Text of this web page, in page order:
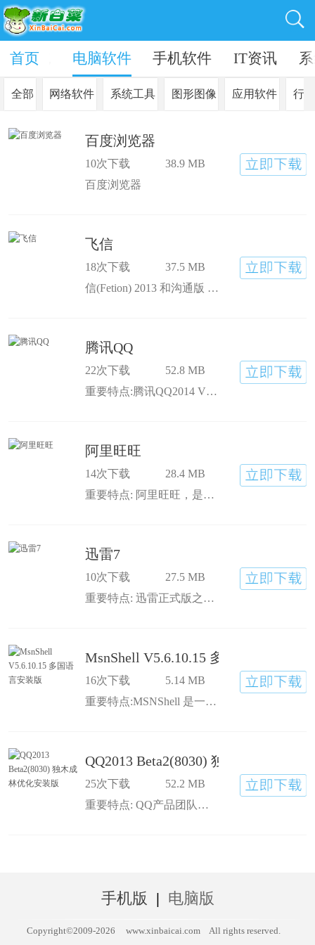
系统 电脑软件 手机软件 IT资讯
首页
全部 网络软件 系统工具 图形图像 应用软件 行
百度浏览器
10次下载
38.9 MB
百度浏览器
飞信
18次下载
37.5 MB
信(Fetion) 2013 和沟通版 V5.4.0
腾讯QQ
22次下载
52.8 MB
重要特点:腾讯QQ2014 V5.5
阿里旺旺
14次下载
28.4 MB
重要特点: 阿里旺旺，是阿里巴巴为商人度身定做的免费网上商务沟通软件。它能帮您轻松找客户，发布、管理商业信息；及时把握商机，随时洽谈做生意！
迅雷7
10次下载
27.5 MB
重要特点: 迅雷正式版之后的又一个更新版本，迅雷7.9.7.4522优先体验版继续带来大量的体验优化，其中安装速度的大幅提升是亮点之一.还实现了部分雷友们期待已久的小功能.仍在用迅雷7.2的雷友们可以考虑升级啦!
MsnShell V5.6.10.15 多国语言安装版
16次下载
5.14 MB
重要特点:MSNShell 是一个为了支持 Windows Live Messenger 的发展，提供多种扩展服务及功能的免费增强包。它能帮助您的 MSN/WLM 实现多用户登录、加密聊天、截图功能、查看最近联系人、滚动个性签名、幻灯头像等方便、实用的功能。
QQ2013 Beta2(8030) 独木成林优化安
25次下载
52.2 MB
重要特点: QQ产品团队经过数月的奋战，全新感觉的QQ2013 Beta2版本终于打造完成，QQ2013拥有全新登录界面，登录速度更快捷；安全模块的升级让你的QQ更安全，群视频秀让群聊更有氛围。本站提供qq2013最新版官方下载,腾讯qq2013官方下载正式版
手机版 | 电脑版
Copyright©2009-2026 www.xinbaicai.com All rights reserved.